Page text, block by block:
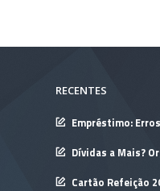
RECENTES
Empréstimo:
Dívidas a Mais?
Cartão Refeição